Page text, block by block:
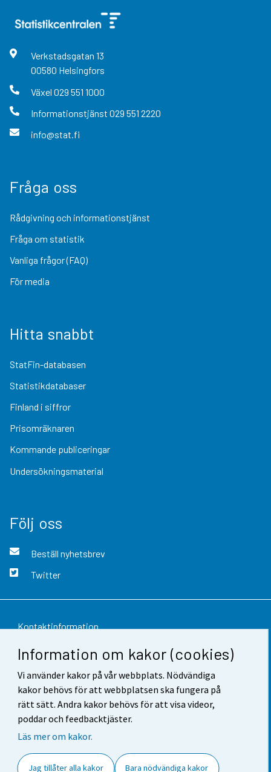
Information om kakor (cookies)
Vi använder kakor på vår webbplats. Nödvändiga
kakor behövs för att webbplatsen ska fungera på
rätt sätt. Andra kakor behövs för att visa videor,
poddar och feedbacktjäster.
Läs mer om kakor.
Jag tillåter alla kakor Bara nödvändiga kakor
Verkstadsgatan 13
00580 Helsingfors
Växel 029 551 1000
Informationstjänst 029 551 2220
info@stat.fi
Fråga oss
Rådgivning och informationstjänst
Fråga om statistik
Vanliga frågor (FAQ)
För media
Hitta snabbt
StatFin-databasen
Statistikdatabaser
Finland i siffror
Prisomräknaren
Kommande publiceringar
Undersökningsmaterial
Följ oss
Beställ nyhetsbrev
Twitter
Kontaktinformation
Respons
Användarvillkor
Dataskydd
Tillgänglighet